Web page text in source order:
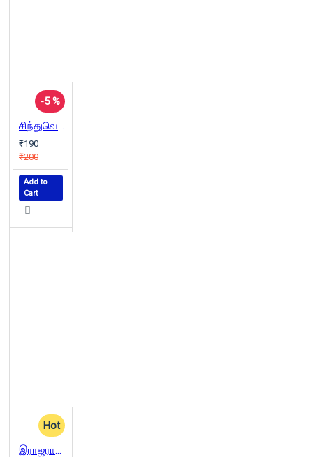
-5 %
சிந்துவெளிப் பண்பாட்டின் திராவிட அடித்தளம்
₹190
₹200
Add to
Cart
Hot
இராஜராஜ சோழன்: இன்றைய பொய்களும் நேற்றைய வரலாறும்